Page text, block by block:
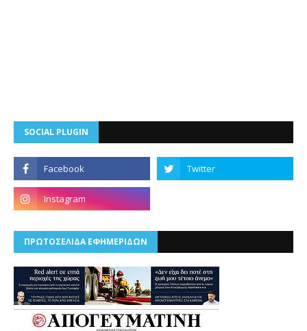
SOCIAL PLUGIN
ΠΡΩΤΟΣΕΛΙΔΑ ΕΦΗΜΕΡΙΔΩΝ